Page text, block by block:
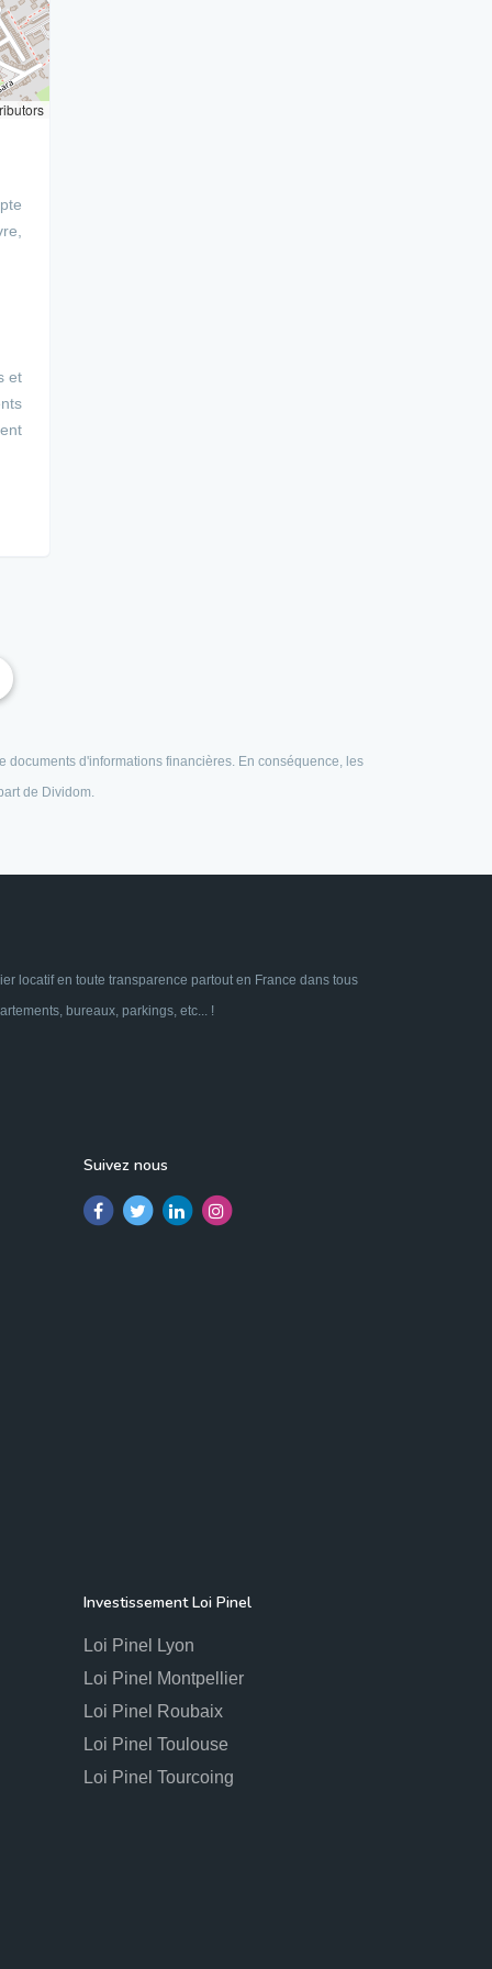
et
documents d'informations financières. En conséquence, les
de Dividom.
locatif en toute transparence partout en France dans tous
bureaux, parkings, etc... !
Suivez nous
Investissement Loi Pinel
Loi Pinel Lyon
Loi Pinel Montpellier
Loi Pinel Roubaix
Loi Pinel Toulouse
Loi Pinel Tourcoing